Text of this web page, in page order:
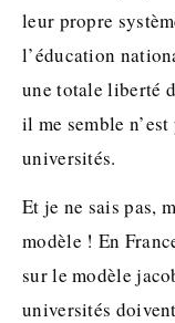
leur propre
l’éducation
une totale liberté
il me semble
universités.
Et je ne sais pas,
modèle ! En
sur le modèle
universités